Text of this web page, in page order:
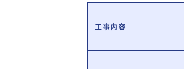
工事内容